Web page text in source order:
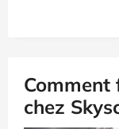
Comment
chez